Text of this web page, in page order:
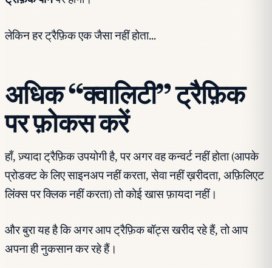
लेकिन हर ट्रैफ़िक एक जैसा नहीं होता…
अधिक “क्वालिटी” ट्रैफ़िक
पर फ़ोकस करें
हाँ, ज़्यादा ट्रैफ़िक उपयोगी है, पर अगर वह कन्वर्ट नहीं होता (आपके
प्रोडक्ट के लिए साइनअप नहीं करता, सेवा नहीं ख़रीदता, अफ़िलिएट
लिंक्स पर क्लिक नहीं करता) तो कोई खास फ़ायदा नहीं।
और बुरा यह है कि अगर आप ट्रैफ़िक बॉट्स खरीद रहे हैं, तो आप
अपना ही नुकसान कर रहे हैं।